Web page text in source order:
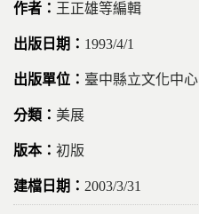
王正雄等編輯
1993/4/1
臺中縣立文化中心
美展
初版
2003/3/31